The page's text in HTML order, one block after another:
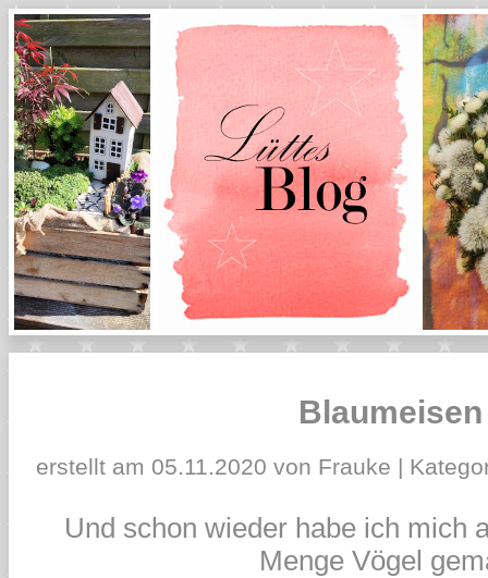
Blaumeisen
erstellt am 05.11.2020 von Frauke |
Und schon wieder habe ich mich
Menge Vögel